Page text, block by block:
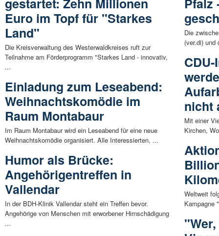
gestartet: Zehn Millionen
Euro im Topf für "Starkes
Land"
Die Kreisverwaltung des Westerwaldkreises ruft zur
Teilnahme am Förderprogramm "Starkes Land - innovativ,
...
Einladung zum Leseabend:
Weihnachtskomödie im
Raum Montabaur
Im Raum Montabaur wird ein Leseabend für eine neue
Weihnachtskomödie organisiert. Alle Interessierten, ...
Humor als Brücke:
Angehörigentreffen in
Vallendar
In der BDH-Klinik Vallendar steht ein Treffen bevor.
Angehörige von Menschen mit erworbener Hirnschädigung
...
Pfalz
Die
(ver.di) und
nicht
Mit einer
Kirchen,
Weltweit
Kampagne